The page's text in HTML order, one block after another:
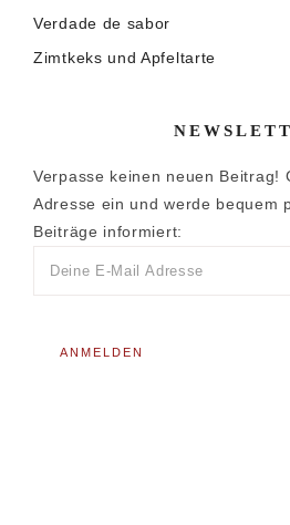
Verdade de sabor
Zimtkeks und Apfeltarte
Verpasse keinen neuen Beitrag!
Adresse ein und werde bequem
Beiträge informiert: